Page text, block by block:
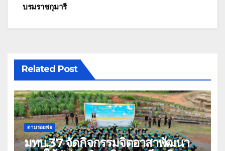
บรมราชกุมารี
Related Post
ตามรอยพ่อ
มทบ.37 จัดกิจกรรมจิตอาสาพัฒนา